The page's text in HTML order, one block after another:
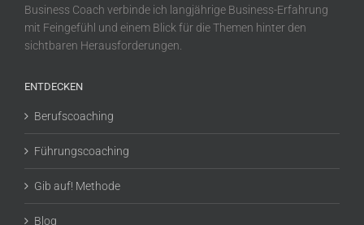
Business Coach verbinde ich langjährige Business-Erfahrung
mit Feingefühl und einem Blick für die Themen hinter den
sichtbaren Herausforderungen.
ENTDECKEN
Berufscoaching
Führungscoaching
Gib auf! Methode
Blog